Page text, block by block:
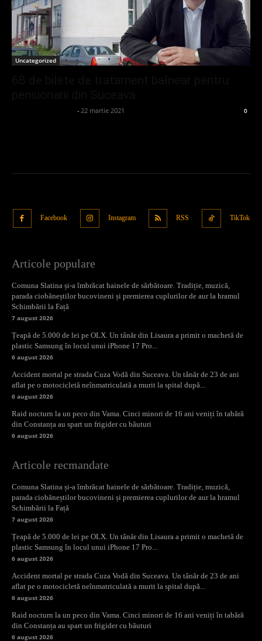
Uncategorized
- 22 martie 2021 0
Facebook Instagram RSS TikTok
Articole populare
Comuna Slatina și-a îmbrăcat hainele de sărbătoare. Tradiție, muzică,
parada ciobăneștilor bucovineni și premierea cuplurilor de aur la hramul
Schimbării la Față
7 august 2026
Țeapă de 5.000 de lei pe OLX. Un tânăr din Lisaura a primit o machetă de
plastic Samsung în locul unui iPhone 17 Pro...
6 august 2026
Accident mortal pe strada Cuza Vodă din Suceava. Un tânăr de 23 de ani
aflat pe o motocicletă neînmatriculată a murit la spital după...
6 august 2026
Raid nocturn la un peco din Vama. Cinci minori de 16 ani veniți în tabără
din Constanța au spart un frigider cu băuturi
6 august 2026
Articole recmandate
Comuna Slatina și-a îmbrăcat hainele de sărbătoare. Tradiție, muzică,
parada ciobăneștilor bucovineni și premierea cuplurilor de aur la hramul
Schimbării la Față
7 august 2026
Țeapă de 5.000 de lei pe OLX. Un tânăr din Lisaura a primit o machetă de
plastic Samsung în locul unui iPhone 17 Pro...
6 august 2026
Accident mortal pe strada Cuza Vodă din Suceava. Un tânăr de 23 de ani
aflat pe o motocicletă neînmatriculată a murit la spital după...
6 august 2026
Raid nocturn la un peco din Vama. Cinci minori de 16 ani veniți în tabără
din Constanța au spart un frigider cu băuturi
6 august 2026